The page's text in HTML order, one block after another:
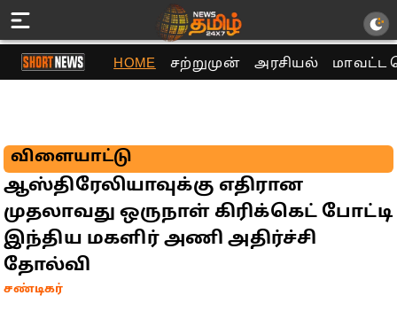
HOME சற்றுமுன் அரசியல் மாவட்ட
விளையாட்டு
ஆஸ்திரேலியாவுக்கு எதிரான
முதலாவது ஒருநாள் கிரிக்கெட் போட்டி
இந்திய மகளிர் அணி அதிர்ச்சி
தோல்வி
சண்டிகர்